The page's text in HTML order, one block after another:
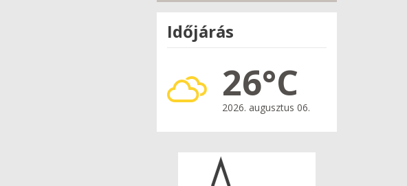
Időjárás
26°C
2026. augusztus 06.